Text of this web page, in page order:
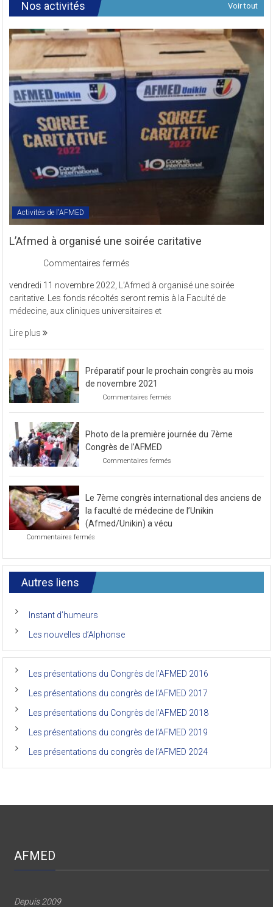
des
Textes
Statutaires
de
l’AFMED
en
sigle
COMREV.
Nos activités Voir tout
Activités de l'AFMED
L’Afmed à organisé une soirée caritative
Commentaires fermés
à
organisé
une
vendredi 11 novembre 2022, L’Afmed à organisé une soirée
caritative. Les fonds récoltés seront remis à la Faculté de
médecine, aux cliniques universitaires et
Lire plus
Préparatif pour le prochain congrès au mois
de novembre 2021
Commentaires fermés
prochain
de
2021
Photo de la première journée du 7ème
Congrès de l’AFMED
Commentaires fermés
première
journée
7ème
l’AFMED
Le 7ème congrès international des anciens de
la faculté de médecine de l’Unikin
(Afmed/Unikin) a vécu
Commentaires fermés
congrès
international
anciens
la
de
de
(Afmed/Unikin)
vécu
Autres liens
Instant d’humeurs
Les nouvelles d’Alphonse
Les présentations du Congrès de l’AFMED 2016
Les présentations du congrès de l’AFMED 2017
Les présentations du Congrès de l’AFMED 2018
Les présentations du congrès de l’AFMED 2019
Les présentations du congrès de l’AFMED 2024
AFMED
Depuis 2009